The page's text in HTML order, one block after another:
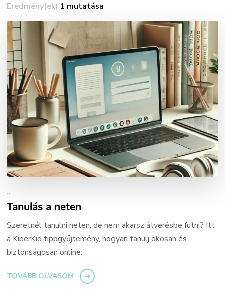
Eredmény(ek) 1 mutatása
..
Tanulás a neten
Szeretnél tanulni neten, de nem akarsz átverésbe futni? Itt
a KiberKid tippgyűjtemény, hogyan tanulj okosan és
biztonságosan online.
TOVÁBB OLVASOM